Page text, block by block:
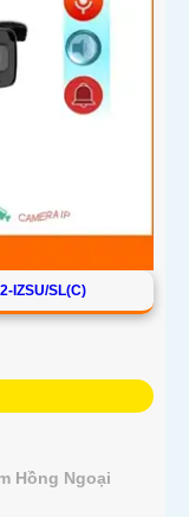
IZSU/SL(C)
Hồng Ngoại